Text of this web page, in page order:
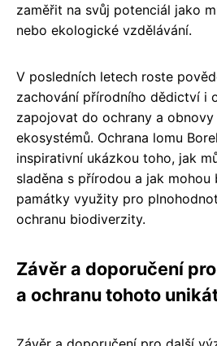
zaměřit na svůj potenciál jako
nebo ekologické vzdělávání.
V posledních letech roste
zachování přírodního dědictví i
zapojovat do ochrany a obnovy
ekosystémů. Ochrana lomu
inspirativní ukázkou toho, jak
sladěna s přírodou a jak
památky využity pro
ochranu biodiverzity.
Závěr a doporučení
a ochranu tohoto